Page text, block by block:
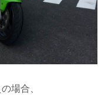
場合、